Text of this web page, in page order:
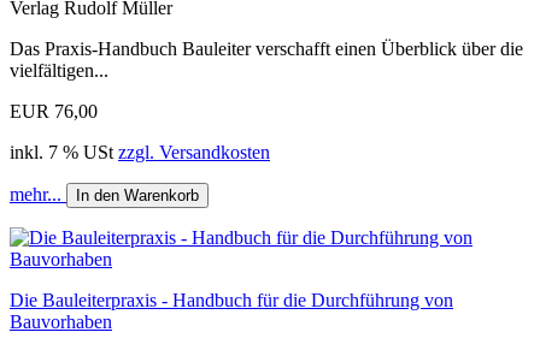
Verlag Rudolf Müller
Das Praxis-Handbuch Bauleiter verschafft einen Überblick über die
vielfältigen...
EUR 76,00
inkl. 7 % USt zzgl. Versandkosten
mehr... In den Warenkorb
Die Bauleiterpraxis - Handbuch für die Durchführung von
Bauvorhaben